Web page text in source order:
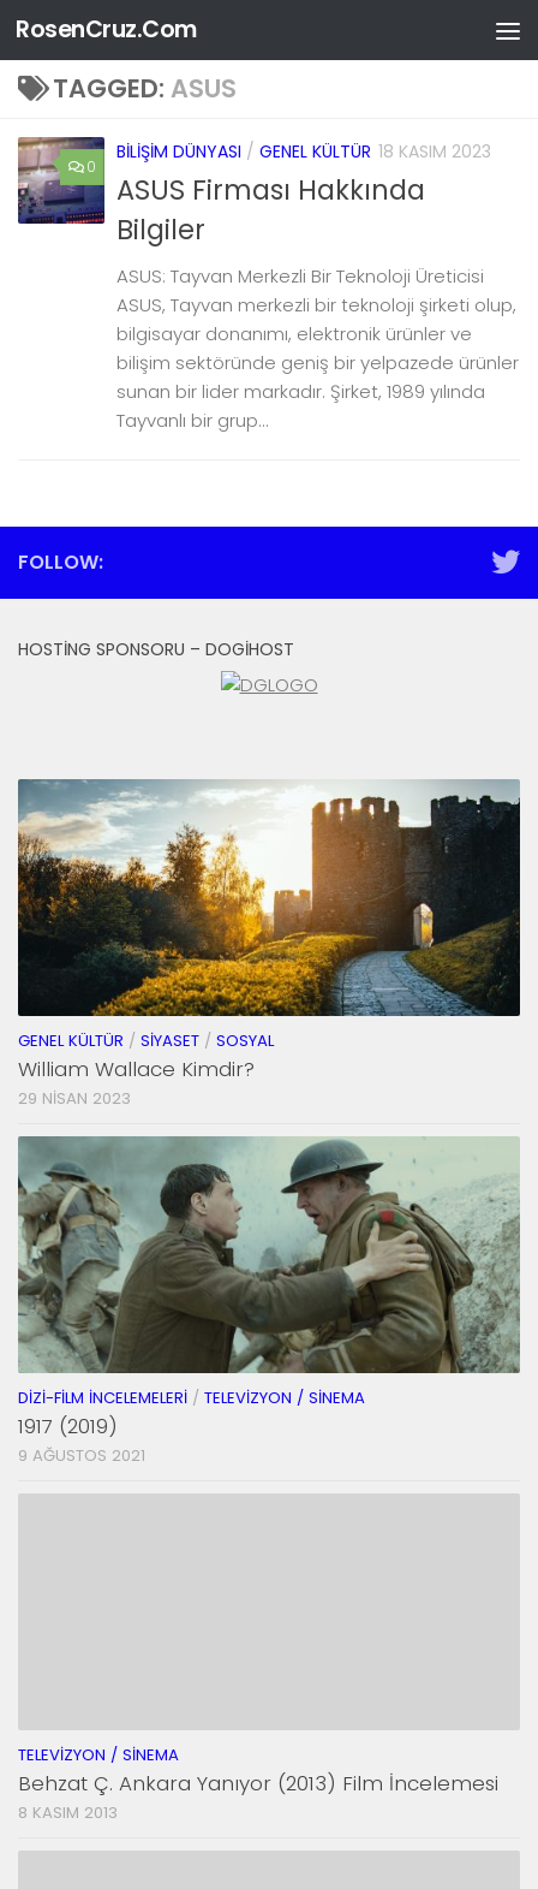
Skip to content
RosenCruz.Com
TAGGED: ASUS
0
BILIŞIM DÜNYASI / GENEL KÜLTÜR 18 KASIM 2023
ASUS Firması Hakkında
Bilgiler
ASUS: Tayvan Merkezli Bir Teknoloji Üreticisi
ASUS, Tayvan merkezli bir teknoloji şirketi olup,
bilgisayar donanımı, elektronik ürünler ve
bilişim sektöründe geniş bir yelpazede ürünler
sunan bir lider markadır. Şirket, 1989 yılında
Tayvanlı bir grup...
FOLLOW:
HOSTING SPONSORU – DOGIHOST
GENEL KÜLTÜR / SIYASET / SOSYAL
William Wallace Kimdir?
29 NISAN 2023
DIZI-FILM İNCELEMELERI / TELEVIZYON / SINEMA
1917 (2019)
9 AĞUSTOS 2021
TELEVIZYON / SINEMA
Behzat Ç. Ankara Yanıyor (2013) Film İncelemesi
8 KASIM 2013